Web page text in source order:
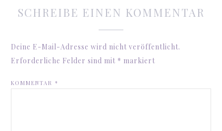
SCHREIBE EINEN KOMMENTAR
Deine E-Mail-Adresse wird nicht veröffentlicht.
Erforderliche Felder sind mit * markiert
KOMMENTAR*